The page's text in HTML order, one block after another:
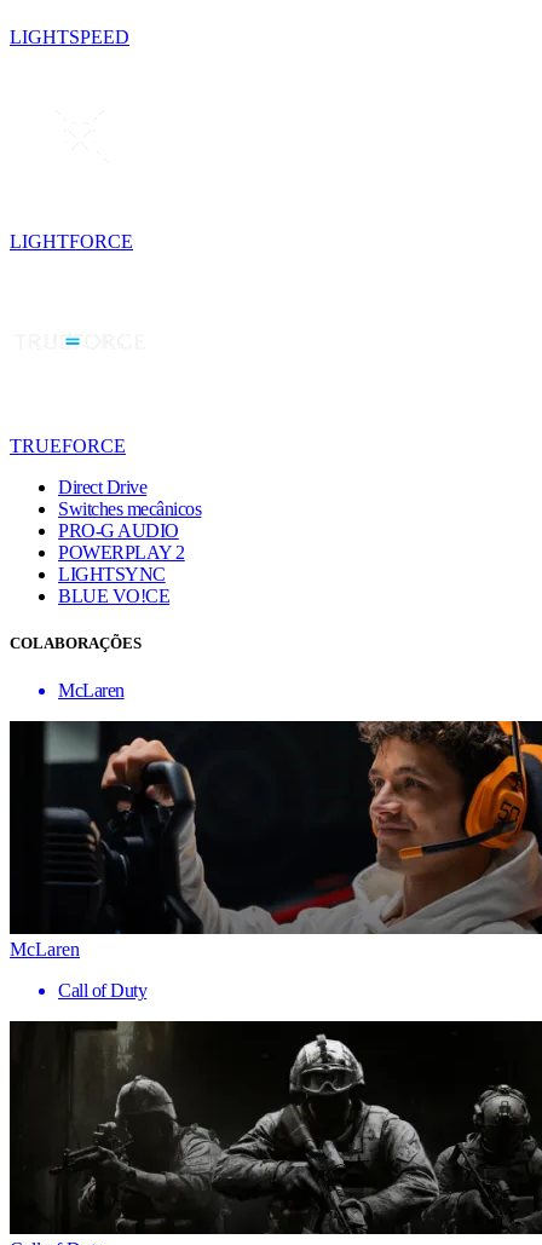
LIGHTSPEED
LIGHTFORCE
TRUEFORCE
Direct Drive
Switches mecânicos
PRO-G AUDIO
POWERPLAY 2
LIGHTSYNC
BLUE VO!CE
COLABORAÇÕES
McLaren
McLaren
Call of Duty